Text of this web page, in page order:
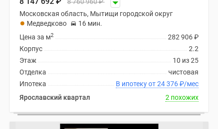
Московская область, Мытищи городской округ
Медведково
16 мин.
282 906₽
Цена за м2
2.2
Корпус
10 из 25
Этаж
чистовая
Отделка
В ипотеку от 24 376₽/мес
Ипотека
Ярославский квартал
2 похожих